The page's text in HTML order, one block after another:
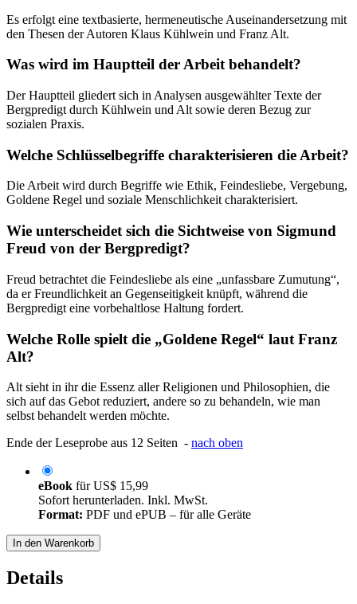
Es erfolgt eine textbasierte, hermeneutische Auseinandersetzung mit
den Thesen der Autoren Klaus Kühlwein und Franz Alt.
Was wird im Hauptteil der Arbeit behandelt?
Der Hauptteil gliedert sich in Analysen ausgewählter Texte der
Bergpredigt durch Kühlwein und Alt sowie deren Bezug zur
sozialen Praxis.
Welche Schlüsselbegriffe charakterisieren die Arbeit?
Die Arbeit wird durch Begriffe wie Ethik, Feindesliebe, Vergebung,
Goldene Regel und soziale Menschlichkeit charakterisiert.
Wie unterscheidet sich die Sichtweise von Sigmund
Freud von der Bergpredigt?
Freud betrachtet die Feindesliebe als eine „unfassbare Zumutung“,
da er Freundlichkeit an Gegenseitigkeit knüpft, während die
Bergpredigt eine vorbehaltlose Haltung fordert.
Welche Rolle spielt die „Goldene Regel“ laut Franz
Alt?
Alt sieht in ihr die Essenz aller Religionen und Philosophien, die
sich auf das Gebot reduziert, andere so zu behandeln, wie man
selbst behandelt werden möchte.
Ende der Leseprobe aus 12 Seiten - nach oben
eBook fürUS$ 15,99
Sofort herunterladen. Inkl. MwSt.
Format: PDF und ePUB – für alle Geräte
In den Warenkorb
Details